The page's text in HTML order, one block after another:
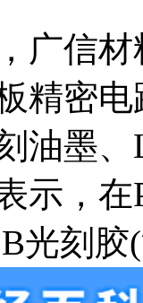
信材
精密
油墨
示，
光刻